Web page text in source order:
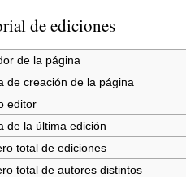
de ediciones
de la página
de creación de la página
editor
de la última edición
total de ediciones
total de autores distintos